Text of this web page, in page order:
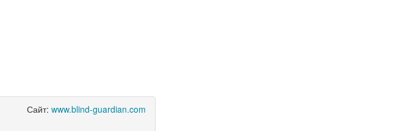
Сайт: www.blind-guardian.com